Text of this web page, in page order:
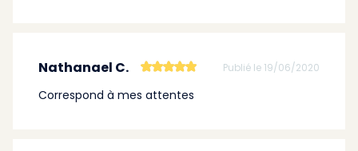
Nathanael C. Publié le 19/06/2020
Correspond à mes attentes